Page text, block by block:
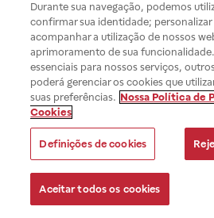
Durante sua navegação, podemos
confirmar sua identidade; personalizar
acompanhar a utilização de nossos
aprimoramento de sua
essenciais para nossos serviços,
poderá gerenciar os cookies que
suas preferências. Nossa Política de
Cookies
Definições de cookies
Aceitar todos os cookies